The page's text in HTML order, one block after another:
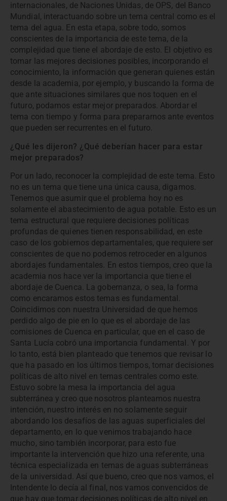
internacionales, de Naciones Unidas, de OPS, del Banco
Mundial, interactuando sobre un tema central como es el
tema del agua. En esta etapa, sobre todo, somos
conscientes de la importancia de este tema, de la
complejidad que tiene el abordaje de esto. El objetivo es
tomar las mejores decisiones posibles, incorporando el
conocimiento, la información que generan quienes están
desde la academia, por ejemplo, y buscando la forma de
que ante situaciones similares que nos toquen en el
futuro, podamos estar mejor preparados. Abordar el
tema con tiempo y forma para prepararnos ante eventos
que pueden ser recurrentes en el futuro.
¿Qué les dijeron? ¿Qué deberían hacer para estar
mejor preparados?
Por un lado, reconocer la complejidad de este tema. Esto
no es un tema que tiene una única causa, digamos.
Tenemos que asumir que el problema hoy no es
solamente el abastecimiento de agua potable. Esto es un
tema estructural que requiere decisiones políticas
profundas de quienes tienen responsabilidad, en este
caso de los gobiernos departamentales, que requiere ser
conscientes de que no podemos retroceder en algunos
abordajes fundamentales. En estos tiempos, creo que la
academia nos hace ver la importancia que tiene el
abordaje de Cuenca. La gobernanza, o sea, la forma
como encaramos estos temas es fundamental.
Coincidimos con nuestra Universidad de que hemos
perdido algo de pie en lo que es el abordaje de las
comisiones de Cuenca en particular, que en el caso de
Santa Lucía cobró una importancia fundamental. Y por
lo tanto, está bien planteado que tenemos que revisar lo
que ha pasado en los últimos tiempos, tomar decisiones
políticas de alto nivel en temas centrales como este.
Estuvo sobre la mesa la importancia del agua
subterránea y creo que nosotros planteamos nuestra
intención, nuestro interés en no solamente seguir
abordando los desafíos de las aguas superficiales del
departamento, en lo que venimos trabajando hace
mucho, sino también incorporar, para esto fue
importante la intervención que hizo una referente, una
técnica especializada en temas de aguas subterráneas
de la universidad. Así que bueno, creo que nos vamos, el
Intendente lo decía al final, nos vamos convencidos de
que hay que tomar decisiones políticas de alto nivel en